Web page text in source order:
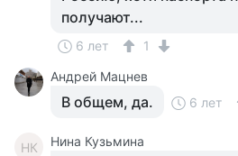
получают...
6 лет
1
Андрей Мацнев
В общем, да. 6 лет
НК Нина Кузьмина